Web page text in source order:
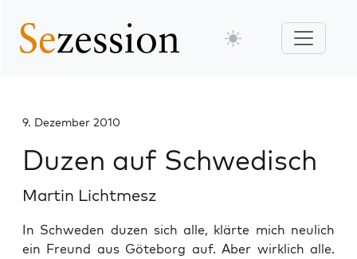
9. Dezember 2010
Duzen auf Schwedisch
Martin Lichtmesz
In Schweden duzen sich alle, klärte mich neulich
ein Freund aus Göteborg auf. Aber wirklich alle.